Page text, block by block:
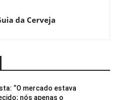
da Cerveja
“O mercado estava
nós apenas o